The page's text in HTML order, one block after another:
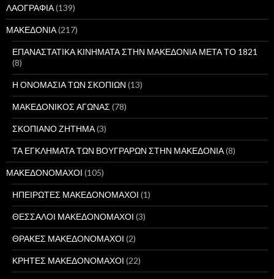
ΛΑΟΓΡΑΦΙΑ(139)
ΜΑΚΕΔΟΝΙΑ(217)
ΕΠΑΝΑΣΤΑΤΙΚΑ ΚΙΝΗΜΑΤΑ ΣΤΗΝ ΜΑΚΕΔΟΝΙΑ ΜΕΤΑ ΤΟ 1821
(8)
Η ΟΝΟΜΑΣΙΑ ΤΩΝ ΣΚΟΠΙΩΝ (13)
ΜΑΚΕΔΟΝΙΚΟΣ ΑΓΩΝΑΣ (78)
ΣΚΟΠΙΑΝΟ ΖΗΤΗΜΑ(3)
ΤΑ ΕΓΚΛΗΜΑΤΑ ΤΩΝ ΒΟΥΓΡΑΡΩΝ ΣΤΗΝ ΜΑΚΕΔΟΝΙΑ(8)
ΜΑΚΕΔΟΝΟΜΑΧΟΙ (105)
ΗΠΕΙΡΩΤΕΣ ΜΑΚΕΔΟΝΟΜΑΧΟΙ (1)
ΘΕΣΣΑΛΟΙ ΜΑΚΕΔΟΝΟΜΑΧΟΙ (3)
ΘΡΑΚΕΣ ΜΑΚΕΔΟΝΟΜΑΧΟΙ (2)
ΚΡΗΤΕΣ ΜΑΚΕΔΟΝΟΜΑΧΟΙ (22)